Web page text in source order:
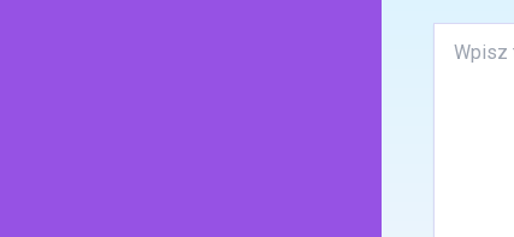
tutaj..